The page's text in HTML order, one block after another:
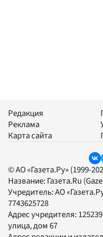
Редакция
Реклама
Карта сайта
© АО «Газета.Ру» (1999-
Название: Газета.Ru
Учредитель:АО
7743625728
Адрес учредителя:
улица, дом 67